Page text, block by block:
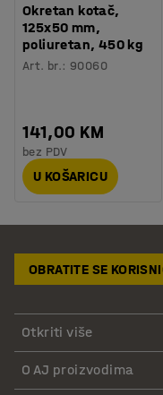
Okretan kotač,
125x50 mm,
poliuretan, 450 kg
Art. br.: 90060
141,00 KM
bez PDV
U KOŠARICU
OBRATITE SE
Otkriti više
O AJ proizvodima